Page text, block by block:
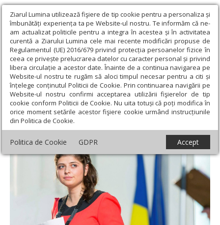
Ziarul Lumina utilizează fişiere de tip cookie pentru a personaliza și
îmbunătăți experiența ta pe Website-ul nostru. Te informăm că ne-
am actualizat politicile pentru a integra în acestea și în activitatea
curentă a Ziarului Lumina cele mai recente modificări propuse de
Regulamentul (UE) 2016/679 privind protecția persoanelor fizice în
ceea ce privește prelucrarea datelor cu caracter personal și privind
libera circulație a acestor date. Înainte de a continua navigarea pe
Website-ul nostru te rugăm să aloci timpul necesar pentru a citi și
înțelege conținutul Politicii de Cookie. Prin continuarea navigării pe
Website-ul nostru confirmi acceptarea utilizării fişierelor de tip
cookie conform Politicii de Cookie. Nu uita totuși că poți modifica în
orice moment setările acestor fişiere cookie urmând instrucțiunile
din Politica de Cookie.
Politica de Cookie GDPR Accept
Ziarul Lumina › Opinii › Repere și idei › Avortul nu înseamnă
libertate
Avortul nu înseamnă libertate